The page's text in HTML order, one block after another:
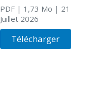
PDF| 1,73 Mo | 21
Juillet 2026
Télécharger